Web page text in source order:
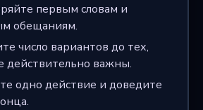
первым словам и
обещаниям.
число вариантов до тех,
действительно важны.
одно действие и доведите